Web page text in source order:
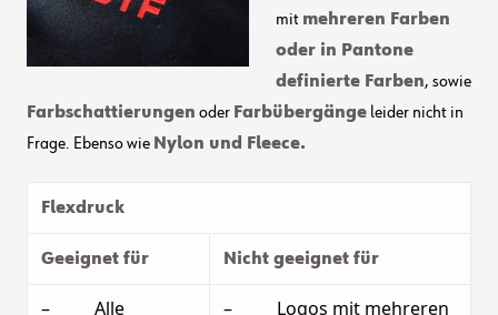
mit mehreren Farben
oder in Pantone
definierte Farben, sowie
Farbschattierungen oder Farbübergänge leider nicht in
Frage. Ebenso wie Nylon und Fleece.
Flexdruck
Geeignet für Nicht geeignet für
– Alle
– Logos mit mehreren